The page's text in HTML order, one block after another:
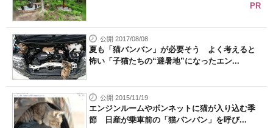
PR
公開 2017/08/08
夏も「猫バンバン」が必要そう よく考えると
怖い「子猫たちの“避暑地”になったエン...
公開 2015/11/19
エンジンルームやボンネットに猫が入り込む季
節 日産が乗車前の「猫バンバン」を呼び...